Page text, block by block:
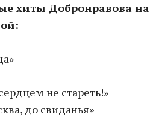
хиты Добронравова на
не стареть!»
до свиданья»